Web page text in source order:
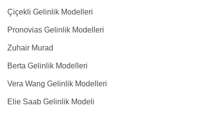
Çiçekli Gelinlik Modelleri
Pronovias Gelinlik Modelleri
Zuhair Murad
Berta Gelinlik Modelleri
Vera Wang Gelinlik Modelleri
Elie Saab Gelinlik Modeli